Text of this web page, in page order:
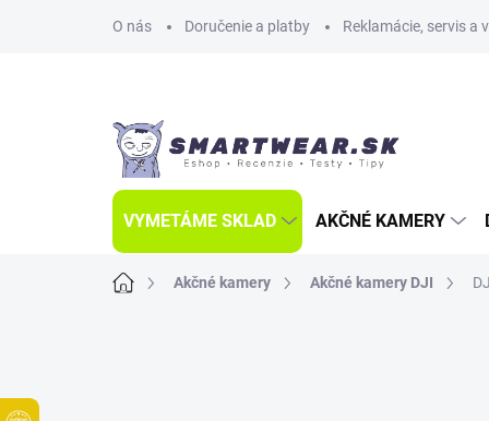
O nás Doručenie a platby Reklamácie, servis a
VYMETÁME SKLAD AKČNÉ KAMERY
DomovAkčné kamery Akčné kamery DJI